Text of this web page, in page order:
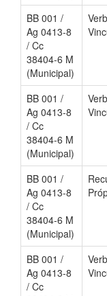
BB 001 /
Ag 0413-8
/ Cc
38404-6 M
(Municipal)
BB 001 /
Ag 0413-8
/ Cc
38404-6 M
(Municipal)
BB 001 /
Ag 0413-8
/ Cc
38404-6 M
(Municipal)
BB 001 /
Ag 0413-8
/ Cc